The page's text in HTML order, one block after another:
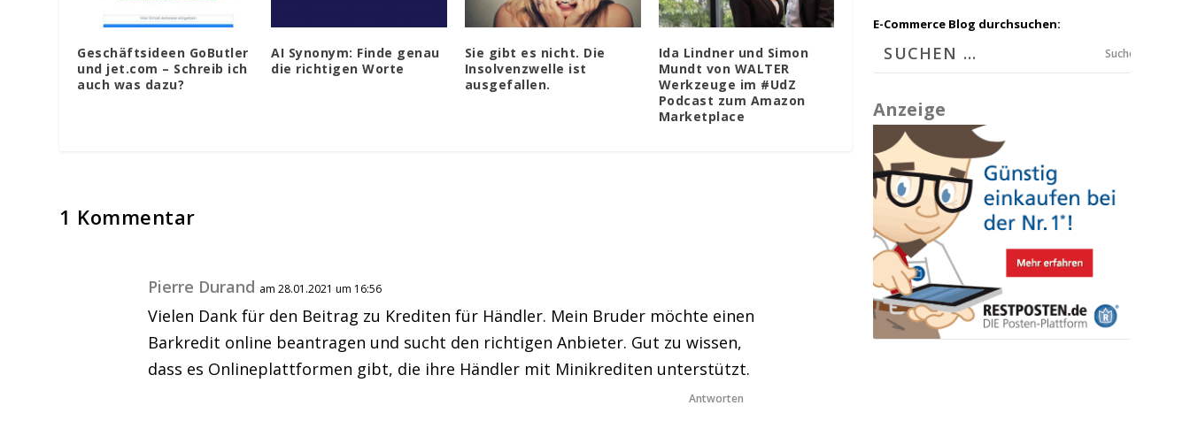
Geschäftsideen GoButler
und jet.com – Schreib ich
auch was dazu?
AI Synonym: Finde genau
die richtigen Worte
Sie gibt es nicht. Die
Insolvenzwelle ist
ausgefallen.
Ida Lindner und Simon
Mundt von WALTER
Werkzeuge im #UdZ
Podcast zum Amazon
Marketplace
1 Kommentar
Pierre Durand am 28.01.2021 um 16:56
Vielen Dank für den Beitrag zu Krediten für Händler. Mein Bruder möchte einen
Barkredit online beantragen und sucht den richtigen Anbieter. Gut zu wissen,
dass es Onlineplattformen gibt, die ihre Händler mit Minikrediten unterstützt.
Antworten
E-Commerce Blog durchsuchen:
Suchen
Anzeige